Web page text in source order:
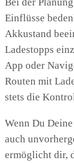
Einflüsse
Akkustand
Ladestopps
App oder
Routen mit
stets die
Wenn Du
auch
ermöglicht dir,